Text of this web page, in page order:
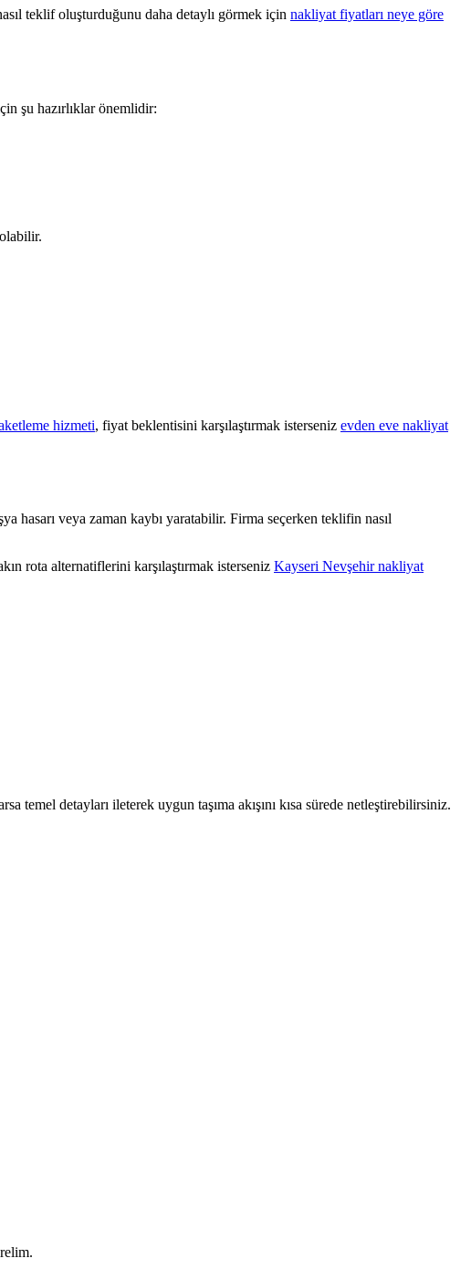
teklif oluşturduğunu daha detaylı görmek için nakliyat fiyatları neye göre
şu hazırlıklar önemlidir:
hizmeti, fiyat beklentisini karşılaştırmak isterseniz evden eve nakliyat
hasarı veya zaman kaybı yaratabilir. Firma seçerken teklifin nasıl
rota alternatiflerini karşılaştırmak isterseniz Kayseri Nevşehir nakliyat
temel detayları ileterek uygun taşıma akışını kısa sürede netleştirebilirsiniz.